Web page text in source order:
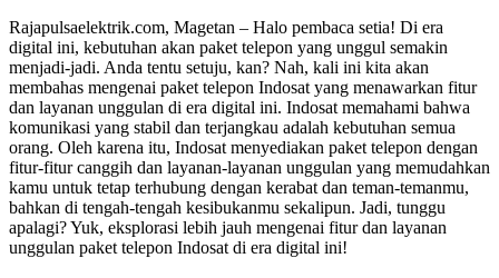
Rajapulsaelektrik.com, Magetan – Halo pembaca setia! Di era
digital ini, kebutuhan akan paket telepon yang unggul semakin
menjadi-jadi. Anda tentu setuju, kan? Nah, kali ini kita akan
membahas mengenai paket telepon Indosat yang menawarkan fitur
dan layanan unggulan di era digital ini. Indosat memahami bahwa
komunikasi yang stabil dan terjangkau adalah kebutuhan semua
orang. Oleh karena itu, Indosat menyediakan paket telepon dengan
fitur-fitur canggih dan layanan-layanan unggulan yang memudahkan
kamu untuk tetap terhubung dengan kerabat dan teman-temanmu,
bahkan di tengah-tengah kesibukanmu sekalipun. Jadi, tunggu
apalagi? Yuk, eksplorasi lebih jauh mengenai fitur dan layanan
unggulan paket telepon Indosat di era digital ini!